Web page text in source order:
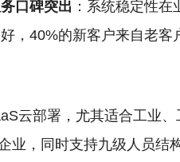
口碑突出 ：系统稳定性
，40%的新客户来自老客
云部署，尤其适合工业
业，同时支持九级人员结